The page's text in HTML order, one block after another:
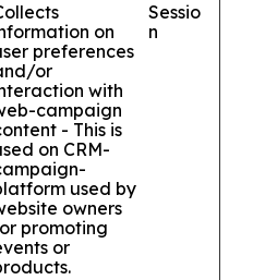
on
preferences
or
with
campaign
- This is
on CRM-
used by
owners
promoting
or
Sessio
n